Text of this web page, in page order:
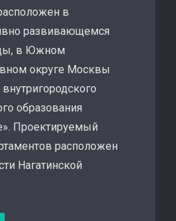
в
развивающемся
в Южном
округе Москвы
образования
Проектируемый
расположен
Нагатинской